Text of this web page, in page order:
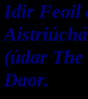
Idir Feoil
(údar The
Daor.